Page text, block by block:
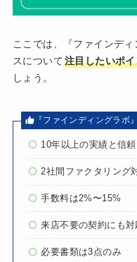
ここでは、『ファインデ
スについて注目したいポ
しょう。
『ファインディングラボ
10年以上の実績と信頼
2社間ファクタリング
手数料は2%〜15%
来店不要の契約にも対
必要書類は3点のみ